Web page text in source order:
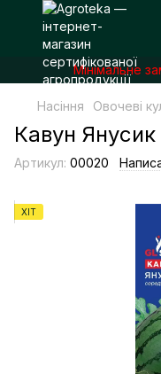
Мінімальне
Насіння Овочеві
Кавун Янусик
Артикул: 00020
ХІТ